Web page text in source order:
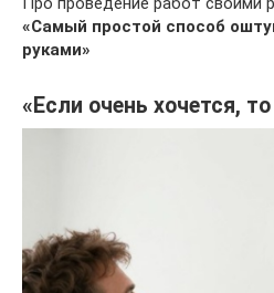
«Самый простой способ
руками»
«Если очень хочется,